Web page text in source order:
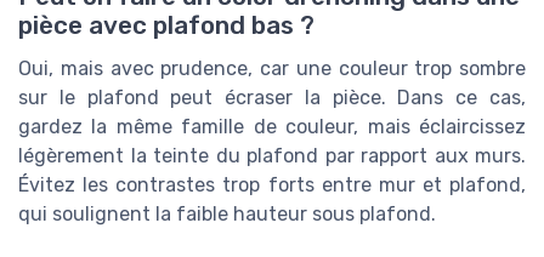
pièce avec plafond bas ?
Oui, mais avec prudence, car une couleur trop sombre
sur le plafond peut écraser la pièce. Dans ce cas,
gardez la même famille de couleur, mais éclaircissez
légèrement la teinte du plafond par rapport aux murs.
Évitez les contrastes trop forts entre mur et plafond,
qui soulignent la faible hauteur sous plafond.